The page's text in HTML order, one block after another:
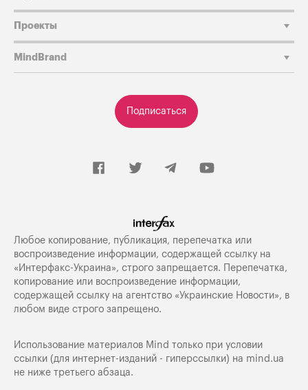
Подписаться
Проекты
MindBrand
Любое копирование, публикация, перепечатка или
воспроизведение информации, содержащей ссылку на
«Интерфакс-Украина», строго запрещается. Перепечатка,
копирование или воспроизведение информации,
содержащей ссылку на агентство «Украинские Новости», в
любом виде строго запрещено.
Использование материалов Mind только при условии
ссылки (для интернет-изданий - гиперссылки) на mind.ua
не ниже третьего абзаца.